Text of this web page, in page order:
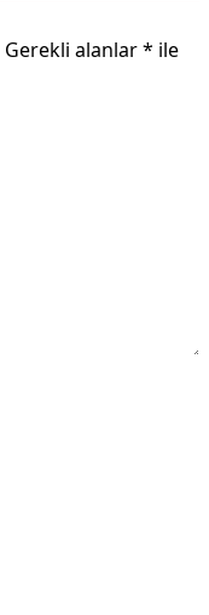
Gerekli alanlar* ile